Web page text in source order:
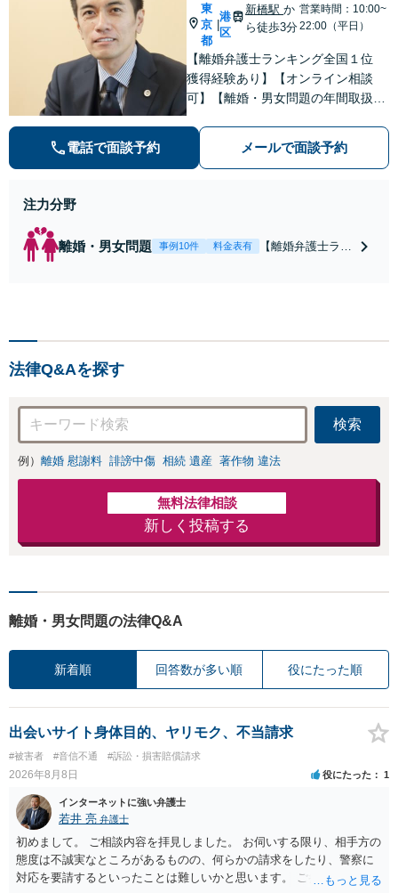
東
京
都
|
港
区
新橋駅か
ら徒歩3分
営業時間：10:00~
22:00（平日）
【離婚弁護士ランキング全国１位
獲得経験あり】【オンライン相談
可】【離婚・男女問題の年間取扱件
き寝入りしたくないという方は是非
ご相談ください。
電話で面談予約 メールで面談予約
注力分野
離婚・男女問題 事例10件 料金表有
【離婚弁護士ラン
で金銭的に満足で
きる解決を目指し
ます。
法律Q&Aを探す
検索
例） 離婚 慰謝料 誹謗中傷 相続 遺産 著作物 違法
無料法律相談
新しく投稿する
離婚・男女問題の法律Q&A
新着順 回答数が多い順 役にたった順
出会いサイト身体目的、ヤリモク、不当請求
#被害者 #音信不通 #訴訟・損害賠償請求
2026年8月8日 役にたった 1
インターネットに強い弁護士
若井 亮 弁護士
初めまして。 ご相談内容を拝見しました。 お伺いする限り、相手方の
態度は不誠実なところがあるものの、何らかの請求をしたり、警察に
対応を要請するといったことは難しいかと思います。 ご参考になれば